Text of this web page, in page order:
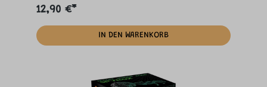
12,90 €*
IN DEN WARENKORB